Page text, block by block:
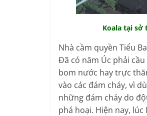
Koala tại sở thú
Nhà cầm quyền Tiểu
Đã có năm Úc phải
bom nước hay trực
vào các đám cháy, vì
những đám cháy do
phá hoại. Hiện nay,